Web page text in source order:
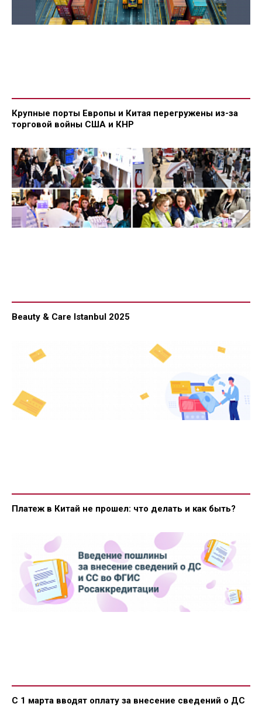
Крупные порты Европы и Китая перегружены из-за
торговой войны США и КНР
Beauty & Care Istanbul 2025
Платеж в Китай не прошел: что делать и как быть?
С 1 марта вводят оплату за внесение сведений о ДС